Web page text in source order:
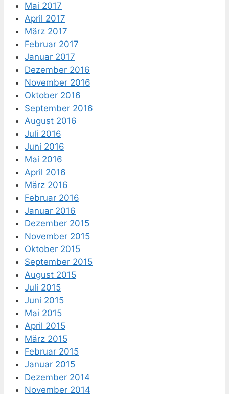
Mai 2017
April 2017
März 2017
Februar 2017
Januar 2017
Dezember 2016
November 2016
Oktober 2016
September 2016
August 2016
Juli 2016
Juni 2016
Mai 2016
April 2016
März 2016
Februar 2016
Januar 2016
Dezember 2015
November 2015
Oktober 2015
September 2015
August 2015
Juli 2015
Juni 2015
Mai 2015
April 2015
März 2015
Februar 2015
Januar 2015
Dezember 2014
November 2014